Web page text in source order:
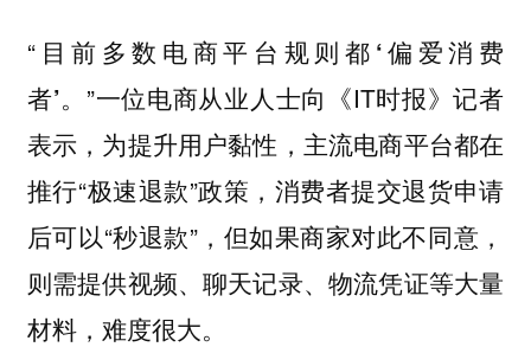
“目前多数电商平台规则都‘偏爱消费
者’。 ”一位电商从业人士向《IT时报》记者
表示，为提升用户黏性，主流电商平台都在
推行“极速退款”政策，消费者提交退货申请
后可以“秒退款”，但如果商家对此不同意，
则需提供视频、聊天记录、物流凭证等大量
材料，难度很大。